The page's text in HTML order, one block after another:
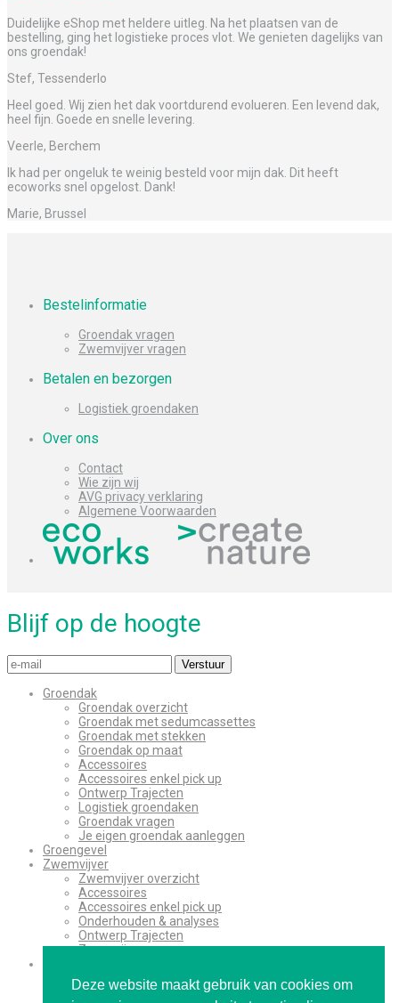
Deze website maakt gebruik van cookies om
Duidelijke eShop met heldere uitleg. Na het plaatsen van de
bestelling, ging het logistieke proces vlot. We genieten dagelijks van
ons groendak!
Stef, Tessenderlo
Heel goed. Wij zien het dak voortdurend evolueren. Een levend dak,
heel fijn. Goede en snelle levering.
Veerle, Berchem
Ik had per ongeluk te weinig besteld voor mijn dak. Dit heeft
ecoworks snel opgelost. Dank!
Marie, Brussel
Bestelinformatie
Groendak vragen
Zwemvijver vragen
Betalen en bezorgen
Logistiek groendaken
Over ons
Contact
Wie zijn wij
AVG privacy verklaring
Algemene Voorwaarden
Blijf op de hoogte
Verstuur
Groendak
Groendak overzicht
Groendak met sedumcassettes
Groendak met stekken
Groendak op maat
Accessoires
Accessoires enkel pick up
Ontwerp Trajecten
Logistiek groendaken
Groendak vragen
Je eigen groendak aanleggen
Groengevel
Zwemvijver
Zwemvijver overzicht
Accessoires
Accessoires enkel pick up
Onderhouden & analyses
Ontwerp Trajecten
Zwemvijver vragen
Contact